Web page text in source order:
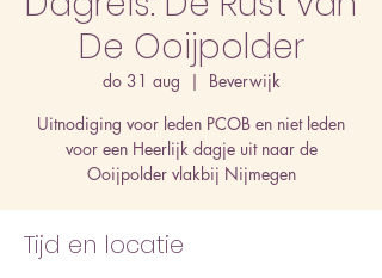
De Ooijpolder
do 31 aug
  |
Beverwijk
Uitnodiging voor leden PCOB en niet leden
voor een Heerlijk dagje uit naar de
Ooijpolder vlakbij Nijmegen
Tijd en locatie